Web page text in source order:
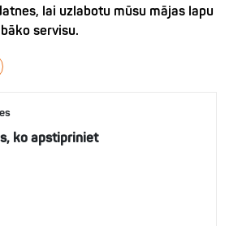
КАРТОФЕЛЬ СО
УКРОПА
lai uzlabotu mūsu mājas lapu
servisu.
ko apstipriniet